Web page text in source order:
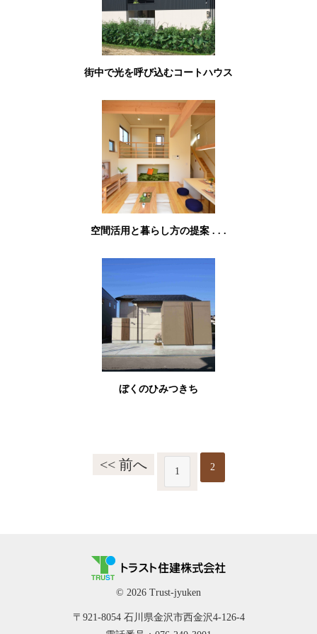
街中で光を呼び込むコートハウス
空間活用と暮らし方の提案 . . .
ぼくのひみつきち
<< 前へ 1 2
© 2026 Trust-jyuken
〒921-8054 石川県金沢市西金沢4-126-4